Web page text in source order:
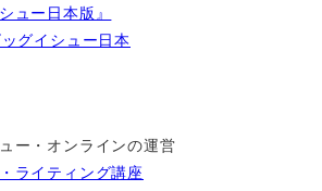
ュー日本版』
グイシュー日本
ー・オンラインの運営
ライティング講座